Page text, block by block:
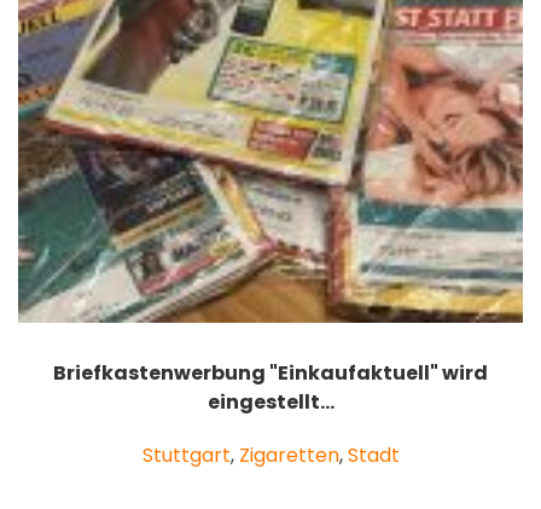
Briefkastenwerbung "Einkaufaktuell" wird
eingestellt…
Stuttgart, Zigaretten,Stadt